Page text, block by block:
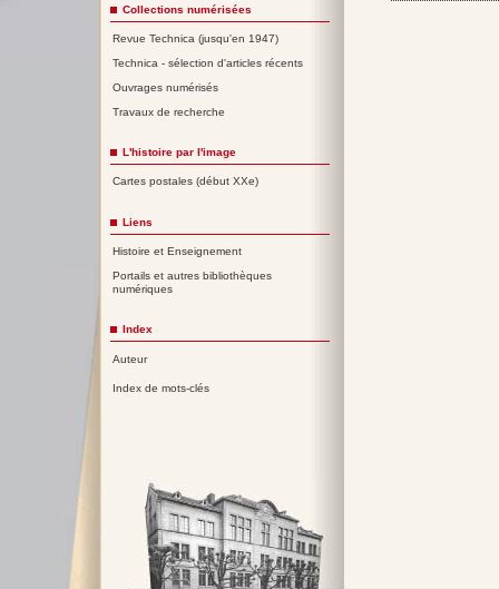
Collections numérisées
Revue Technica (jusqu'en 1947)
Technica - sélection d'articles récents
Ouvrages numérisés
Travaux de recherche
L'histoire par l'image
Cartes postales (début XXe)
Liens
Histoire et Enseignement
Portails et autres bibliothèques
numériques
Index
Auteur
Index de mots-clés